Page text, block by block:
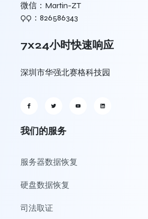
微信：Martin-ZT
QQ：826586343
7x24小时快速响应
深圳市华强北赛格科技园
我们的服务
服务器数据恢复
硬盘数据恢复
司法取证